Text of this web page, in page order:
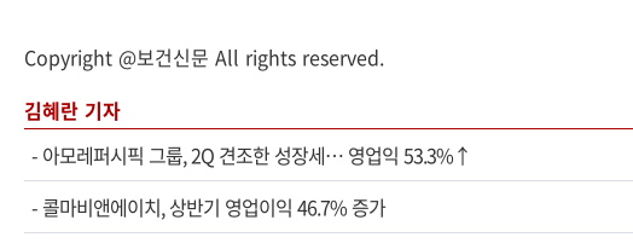
Copyright @보건신문 All rights reserved.
김혜란 기자
- 아모레퍼시픽 그룹, 2Q 견조한 성장세… 영업익 53.3%↑
-콜마비앤에이치, 상반기 영업이익 46.7% 증가